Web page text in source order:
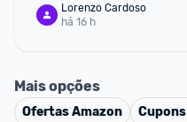
Lorenzo Cardoso
há 16 h
Mais opções
OfertasAmazon Cupons